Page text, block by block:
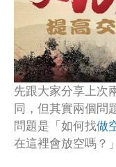
先跟大家分享上次
同，但其實兩個問
問題是「如何找做
在這裡會放空嗎？」